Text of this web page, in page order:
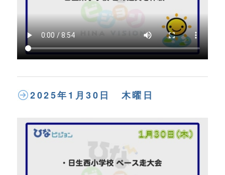
2025年1月30日 木曜日